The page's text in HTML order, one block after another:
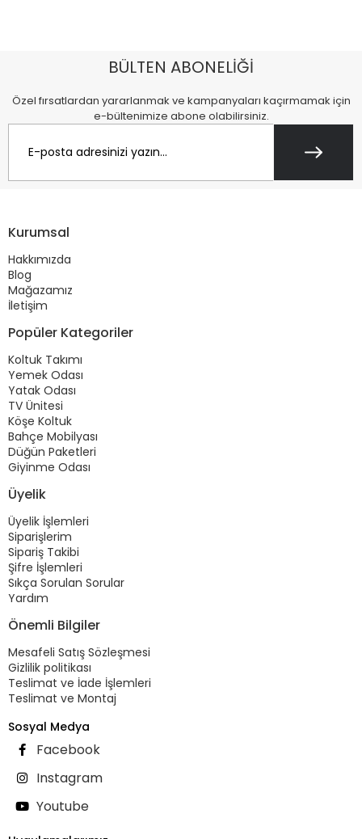
BÜLTEN ABONELİĞİ
Özel fırsatlardan yararlanmak ve kampanyaları kaçırmamak için
e-bültenimize abone olabilirsiniz.
Kurumsal
Hakkımızda
Blog
Mağazamız
İletişim
Popüler Kategoriler
Koltuk Takımı
Yemek Odası
Yatak Odası
TV Ünitesi
Köşe Koltuk
Bahçe Mobilyası
Düğün Paketleri
Giyinme Odası
Üyelik
Üyelik İşlemleri
Siparişlerim
Sipariş Takibi
Şifre İşlemleri
Sıkça Sorulan Sorular
Yardım
Önemli Bilgiler
Mesafeli Satış Sözleşmesi
Gizlilik politikası
Teslimat ve İade İşlemleri
Teslimat ve Montaj
Sosyal Medya
Facebook
Instagram
Youtube